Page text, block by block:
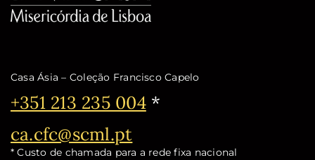
Casa Ásia – Coleção Francisco Capelo
Telefone:
+351 213 235 004*
Email:
ca.cfc@scml.pt
* Custo de chamada para a rede fixa nacional